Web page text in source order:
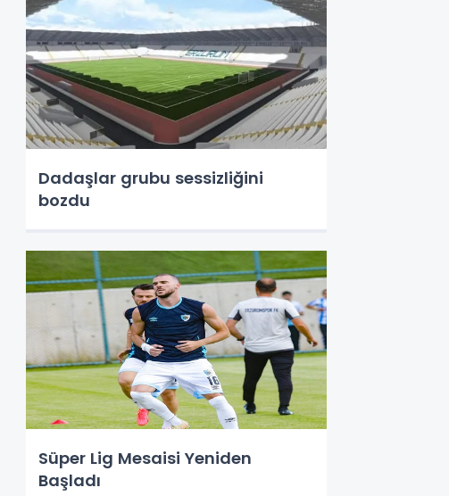
Dadaşlar grubu sessizliğini
bozdu
Süper Lig Mesaisi Yeniden
Başladı